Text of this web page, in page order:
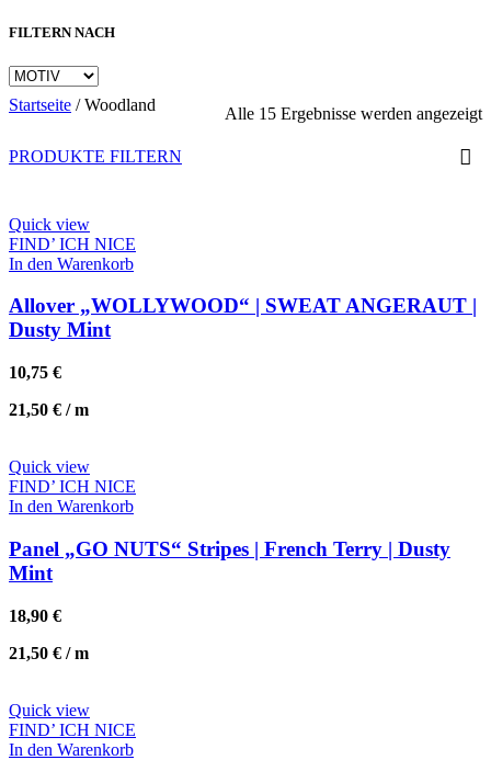
FILTERN NACH
Startseite /Woodland Alle 15 Ergebnisse werden angezeigt
PRODUKTE FILTERN
Quick view
FIND’ ICH NICE
In den Warenkorb
Allover „WOLLYWOOD“ | SWEAT ANGERAUT |
Dusty Mint
10,75 €
21,50 € /m
Quick view
FIND’ ICH NICE
In den Warenkorb
Panel „GO NUTS“ Stripes | French Terry | Dusty
Mint
18,90 €
21,50 € /m
Quick view
FIND’ ICH NICE
In den Warenkorb